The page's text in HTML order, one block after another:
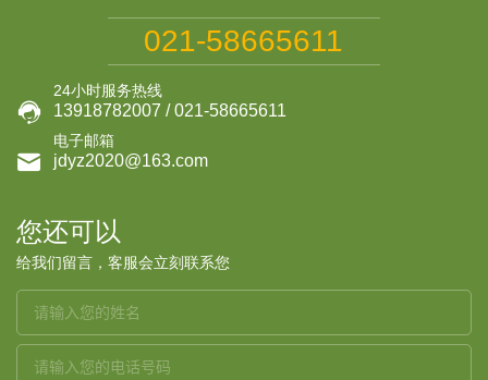
021-58665611

24小时服务热线
13918782007 / 021-58665611

电子邮箱
jdyz2020@163.com
您还可以
给我们留言，客服会立刻联系您